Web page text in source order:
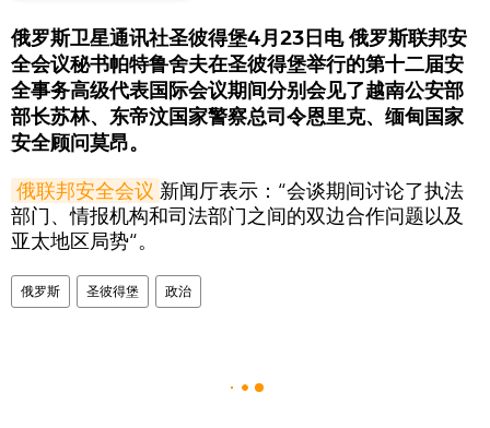
俄罗斯卫星通讯社圣彼得堡4月23日电 俄罗斯联邦安
全会议秘书帕特鲁舍夫在圣彼得堡举行的第十二届安
全事务高级代表国际会议期间分别会见了越南公安部
部长苏林、东帝汶国家警察总司令恩里克、缅甸国家
安全顾问莫昂。
俄联邦安全会议 新闻厅表示：“会谈期间讨论了执法
部门、情报机构和司法部门之间的双边合作问题以及
亚太地区局势“。
俄罗斯 圣彼得堡 政治